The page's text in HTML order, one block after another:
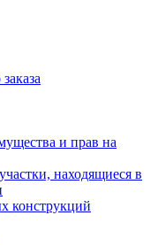
и прав на
находящиеся в
конструкций